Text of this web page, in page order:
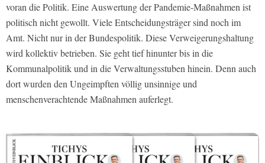
voran die Politik. Eine Auswertung der Pandemie-Maßnahmen ist
politisch nicht gewollt. Viele Entscheidungsträger sind noch im
Amt. Nicht nur in der Bundespolitik. Diese Verweigerungshaltung
wird kollektiv betrieben. Sie geht tief hinunter bis in die
Kommunalpolitik und in die Verwaltungsstuben hinein. Denn auch
dort wurden den Ungeimpften völlig unsinnige und
menschenverachtende Maßnahmen auferlegt.